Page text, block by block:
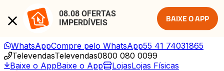
08.08 OFERTAS
IMPERDÍVEIS
BAIXE O APP
WhatsAppCompre pelo WhatsApp55 41 74031865
TelevendasTelevendas0800 080 0099
Baixe o AppBaixe o App LojasLojas Físicas